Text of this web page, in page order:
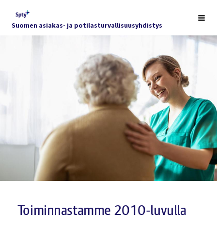
sivun
sisältöön
Suomen asiakas- ja potilasturvallisuusyhdistys
Toiminnastamme 2010-luvulla